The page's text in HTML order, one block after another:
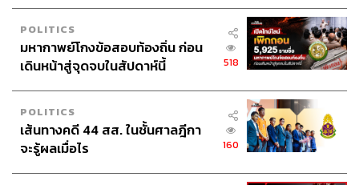
POLITICS
มหากาพย์โกงข้อสอบท้องถิ่น ก่อน
เดินหน้าสู่จุดจบในสัปดาห์นี้
518
POLITICS
เส้นทางคดี 44 สส. ในชั้นศาลฎีกา
จะรู้ผลเมื่อไร
160